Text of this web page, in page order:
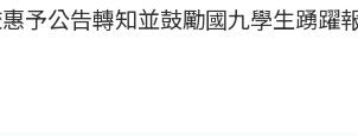
予公告轉知並鼓勵國九學生踴躍